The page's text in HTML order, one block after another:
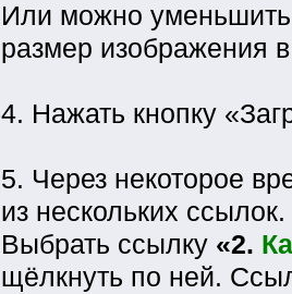
Или можно уменьшить
размер изображения
4. Нажать кнопку
5. Через некоторое
из нескольких ссылок.
Выбрать ссылку «2.
щёлкнуть по ней.